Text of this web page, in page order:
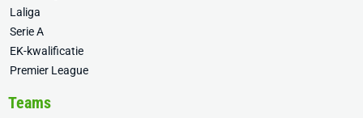
Laliga
Serie A
EK-kwalificatie
Premier League
Teams